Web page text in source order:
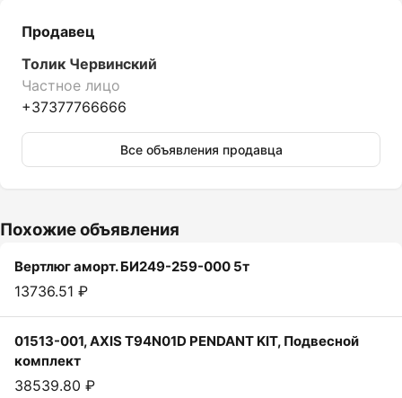
Продавец
Толик Червинский
Частное лицо
+37377766666
Все объявления продавца
Похожие объявления
Вертлюг аморт. БИ249-259-000 5т
13736.51 ₽
01513-001, AXIS T94N01D PENDANT KIT, Подвесной
комплект
38539.80 ₽